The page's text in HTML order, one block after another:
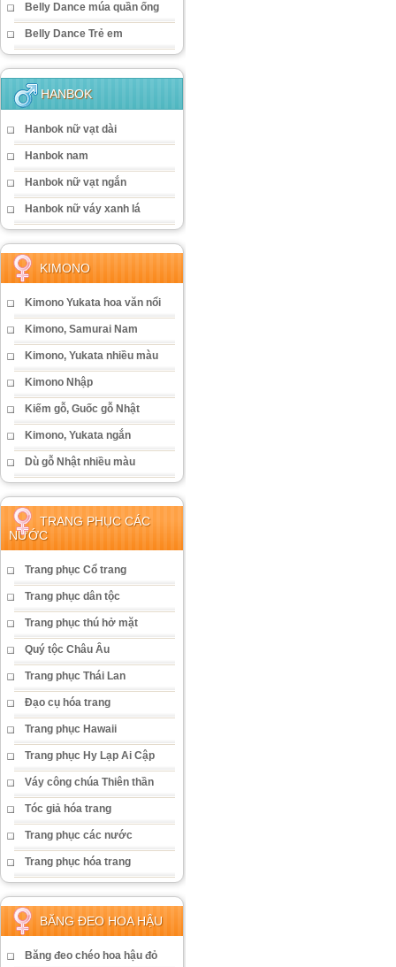
Belly Dance múa quần ống
Belly Dance Trẻ em
HANBOK
Hanbok nữ vạt dài
Hanbok nam
Hanbok nữ vạt ngắn
Hanbok nữ váy xanh lá
KIMONO
Kimono Yukata hoa văn nổi
Kimono, Samurai Nam
Kimono, Yukata nhiều màu
Kimono Nhập
Kiếm gỗ, Guốc gỗ Nhật
Kimono, Yukata ngắn
Dù gỗ Nhật nhiều màu
TRANG PHỤC CÁC
NƯỚC
Trang phục Cổ trang
Trang phục dân tộc
Trang phục thú hở mặt
Quý tộc Châu Âu
Trang phục Thái Lan
Đạo cụ hóa trang
Trang phục Hawaii
Trang phục Hy Lạp Ai Cập
Váy công chúa Thiên thần
Tóc giả hóa trang
Trang phục các nước
Trang phục hóa trang
BĂNG ĐEO HOA HẬU
Băng đeo chéo hoa hậu đỏ